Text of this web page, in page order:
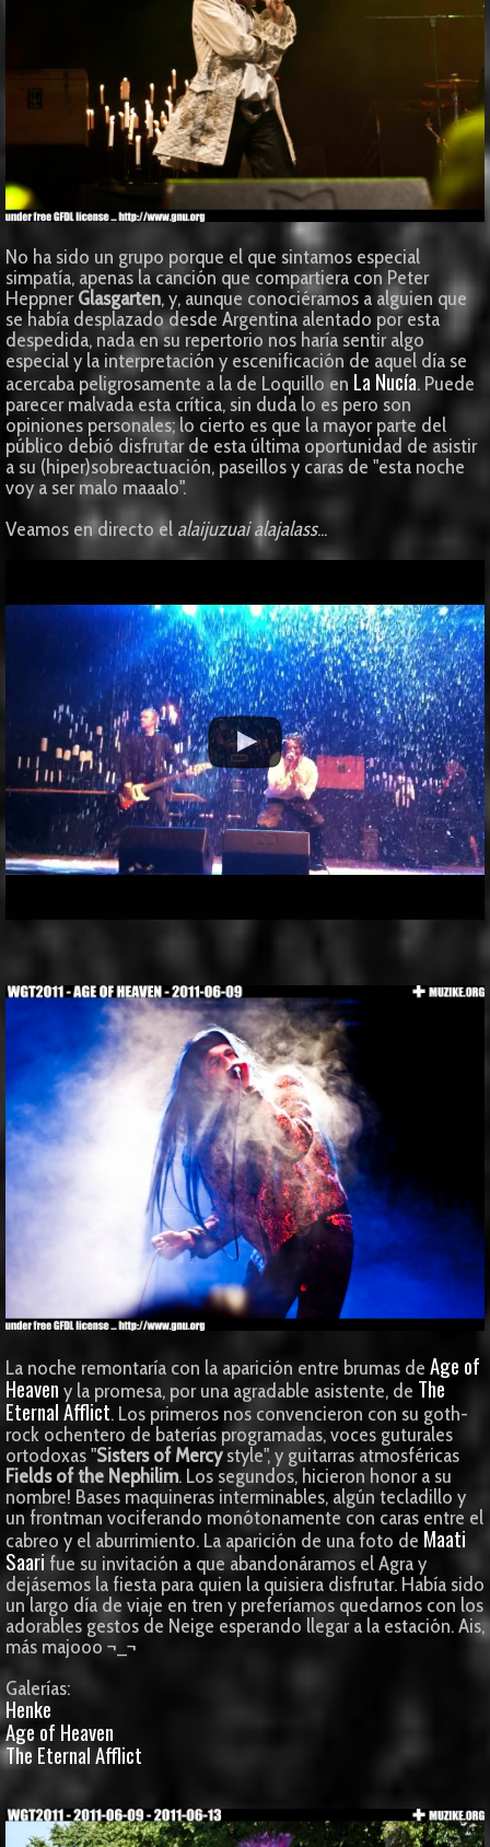
No ha sido un grupo porque el que sintamos especial
simpatía, apenas la canción que compartiera con Peter
HeppnerGlasgarten, y, aunque conociéramos a alguien que
se había desplazado desde Argentina alentado por esta
despedida, nada en su repertorio nos haría sentir algo
especial y la interpretación y escenificación de aquel día se
acercaba peligrosamente a la de Loquillo en La Nucía. Puede
parecer malvada esta crítica, sin duda lo es pero son
opiniones personales; lo cierto es que la mayor parte del
público debió disfrutar de esta última oportunidad de asistir
a su (hiper)sobreactuación, paseillos y caras de "esta noche
voy a ser malo maaalo".
Veamos en directo el alaijuzuai alajalass...
La noche remontaría con la aparición entre brumas de Age of
Heaven y la promesa, por una agradable asistente, de The
Eternal Afflict. Los primeros nos convencieron con su goth-
rock ochentero de baterías programadas, voces guturales
ortodoxas "Sisters of Mercystyle", y guitarras atmosféricas
Fields of the Nephilim. Los segundos, hicieron honor a su
nombre! Bases maquineras interminables, algún tecladillo y
un frontman vociferando monótonamente con caras entre el
cabreo y el aburrimiento. La aparición de una foto de Maati
Saari fue su invitación a que abandonáramos el Agra y
dejásemos la fiesta para quien la quisiera disfrutar. Había sido
un largo día de viaje en tren y preferíamos quedarnos con los
adorables gestos de Neige esperando llegar a la estación. Ais,
más majooo ¬_¬
Galerías:
Henke
Age of Heaven
The Eternal Afflict